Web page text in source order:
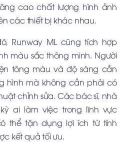
cao chất lượng hình ảnh
các thiết bị khác nhau.
Runway ML cũng tích hợp
màu sắc thông minh. Người
tông màu và độ sáng cần
hình mà không cần phải có
chỉnh sửa. Các bác sĩ, nhà
ai làm việc trong lĩnh vực
thể tận dụng lợi ích từ tính
kết quả tối ưu.